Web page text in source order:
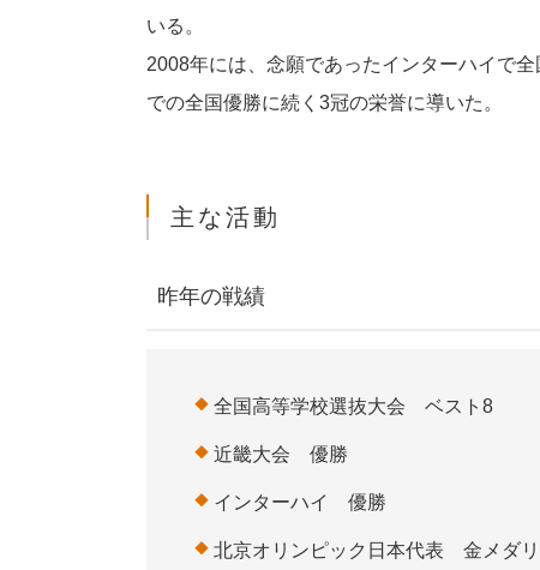
いる。
2008年には、念願であったインターハイで
での全国優勝に続く3冠の栄誉に導いた。
主な活動
昨年の戦績
全国高等学校選抜大会 ベスト8
近畿大会 優勝
インターハイ 優勝
北京オリンピック日本代表 金メダ